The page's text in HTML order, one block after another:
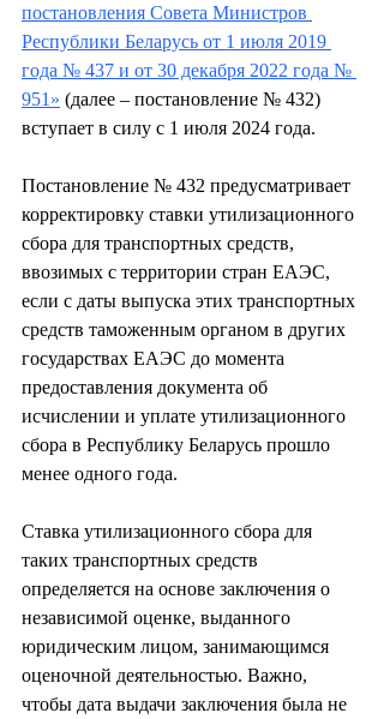
постановления Совета Министров
Республики Беларусь от 1 июля 2019
года № 437 и от 30 декабря 2022 года №
951» (далее – постановление № 432)
вступает в силу с 1 июля 2024 года.
Постановление № 432 предусматривает
корректировку ставки утилизационного
сбора для транспортных средств,
ввозимых с территории стран ЕАЭС,
если с даты выпуска этих транспортных
средств таможенным органом в других
государствах ЕАЭС до момента
предоставления документа об
исчислении и уплате утилизационного
сбора в Республику Беларусь прошло
менее одного года.
Ставка утилизационного сбора для
таких транспортных средств
определяется на основе заключения о
независимой оценке, выданного
юридическим лицом, занимающимся
оценочной деятельностью. Важно,
чтобы дата выдачи заключения была не